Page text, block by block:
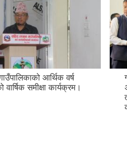
अध्यक्षससँग उपाध्यक्ष, वडा
कार्यपालिका सदस्यहरू